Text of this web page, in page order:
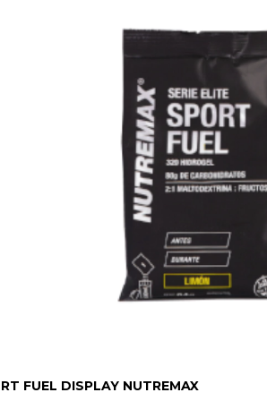
FUEL DISPLAY NUTREMAX